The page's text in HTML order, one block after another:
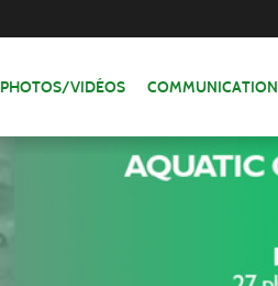
PHOTOS/VIDÉOS COMMUNICATION